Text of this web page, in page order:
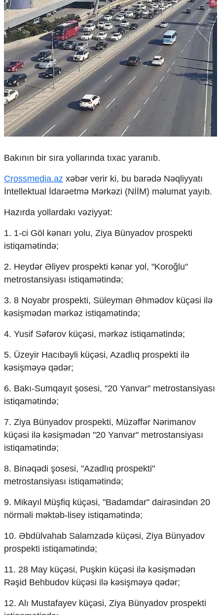
Çarpaz baxış
Təhlil
Siyasi
Geosiyasi
İqtisadi
Sosioloji
Araşdırma
Multimedia
Foto
Video
İnfoqrafika
Elm və təhsil
Mədəniyyət
Diaspor
Yüksəliş hekayəsi
Mədəniyyətimizin Zəfəri
Zəfər Diasporu
Səhiyyə
Ailə və uşaq
Turizm
İqtisadi xəbərlər
Energetika
Neft-qaz
Əmək və sosial siyasət
Kənd təsərrüfatı
Hərbi sənaye
Telekommunikasiya və nəqliyyat
COP29
Cəmiyyət
Crossmedia.az - 1 yaş
Siyasət
Məhkəmə və hüquq
Ekologiya
Zəfər - 5
Gənclər və İdman
Media və QHT
Hadisə
Sağlamlıq
Sosium
Mənəvi dəyərlər
Texnologiya
Mətbuat-150
Əlaqə
Missiyamız
Bakının bir sıra yollarında tıxac yaranıb.
Crossmedia.az xəbər verir ki, bu barədə Nəqliyyatı
İntellektual İdarəetmə Mərkəzi (NİİM) məlumat yayıb.
Hazırda yollardakı vəziyyət:
1. 1-ci Göl kənarı yolu, Ziya Bünyadov prospekti
istiqamətində;
2. Heydər Əliyev prospekti kənar yol, "Koroğlu"
metrostansiyası istiqamətində;
3. 8 Noyabr prospekti, Süleyman Əhmədov küçəsi ilə
kəsişmədən mərkəz istiqamətində;
4. Yusif Səfərov küçəsi, mərkəz istiqamətində;
5. Üzeyir Hacıbəyli küçəsi, Azadlıq prospekti ilə
kəsişməyə qədər;
6. Bakı-Sumqayıt şosesi, "20 Yanvar" metrostansiyası
istiqamətində;
7. Ziya Bünyadov prospekti, Müzəffər Nərimanov
küçəsi ilə kəsişmədən "20 Yanvar" metrostansiyası
istiqamətində;
8. Binəqədi şosesi, "Azadlıq prospekti"
metrostansiyası istiqamətində;
9. Mikayıl Müşfiq küçəsi, "Badamdar" dairəsindən 20
nörməli məktəb-lisey istiqamətində;
10. Əbdülvahab Salamzadə küçəsi, Ziya Bünyadov
prospekti istiqamətində;
11. 28 May küçəsi, Puşkin küçəsi ilə kəsişmədən
Rəşid Behbudov küçəsi ilə kəsişməyə qədər;
12. Alı Mustafayev küçəsi, Ziya Bünyadov prospekti